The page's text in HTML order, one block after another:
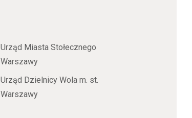
Urząd Miasta Stołecznego
Warszawy
Urząd Dzielnicy Wola m. st.
Warszawy